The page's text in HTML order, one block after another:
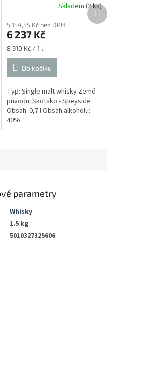
Skladem (2 ks)
5 154,55 Kč bez DPH
6 237 Kč
Měrná
cena:
8 910 Kč / 1 l
Do košíku
Typ: Single malt whisky Země
původu: Skotsko - Speyside
Obsah: 0,7 l Obsah alkoholu:
40%
Další
produkt
parametry
Whisky
1.5 kg
5010327325606